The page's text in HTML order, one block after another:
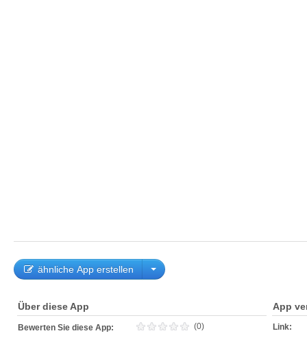
ähnliche App erstellen
Über diese App
Bewerten Sie diese App: (0)
App
Link: